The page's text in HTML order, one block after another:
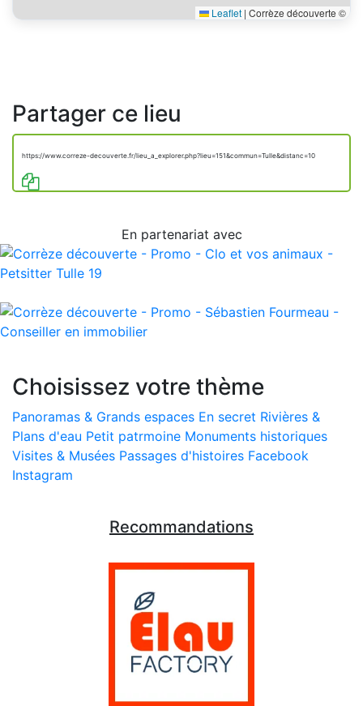
Leaflet | Corrèze découverte ©
Partager ce lieu
https://www.correze-decouverte.fr/lieu_a_explorer.php?lieu=151&commun=Tulle&distanc=10
En partenariat avec
Choisissez votre thème
Panoramas & Grands espaces En secret Rivières &
Plans d'eau Petit patrmoine Monuments historiques
Visites & Musées Passages d'histoires Facebook
Instagram
Recommandations